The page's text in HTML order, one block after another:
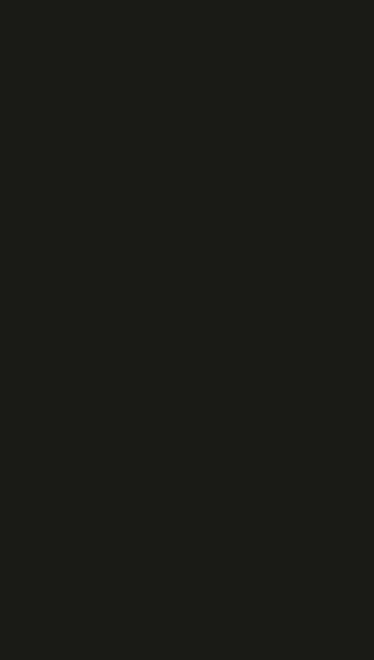
o Corinthians, na arena do rival,